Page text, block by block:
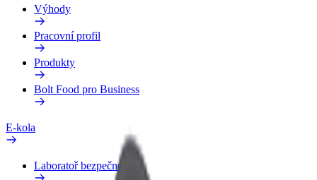
Výhody
Pracovní profil
Produkty
Bolt Food pro Business
E-kola
Laboratoř bezpečnosti